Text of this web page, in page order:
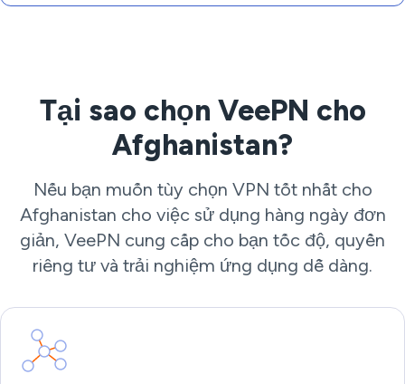
Tại sao chọn VeePN cho
Afghanistan?
Nếu bạn muốn tùy chọn VPN tốt nhất cho
Afghanistan cho việc sử dụng hàng ngày đơn
giản, VeePN cung cấp cho bạn tốc độ, quyền
riêng tư và trải nghiệm ứng dụng dễ dàng.